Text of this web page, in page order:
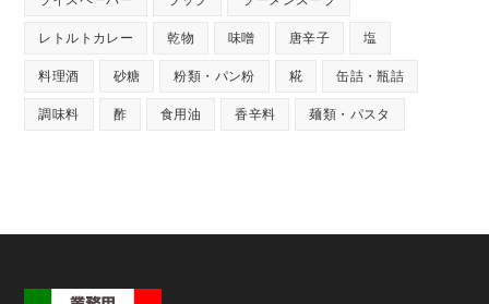
レトルトカレー 乾物 味噌 唐辛子 塩
料理酒 砂糖 粉類・パン粉 糀 缶詰・瓶詰
調味料 酢 食用油 香辛料 麺類・パスタ